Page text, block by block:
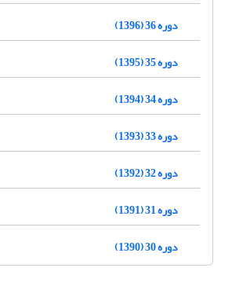
دوره 36 (1396)
دوره 35 (1395)
دوره 34 (1394)
دوره 33 (1393)
دوره 32 (1392)
دوره 31 (1391)
دوره 30 (1390)